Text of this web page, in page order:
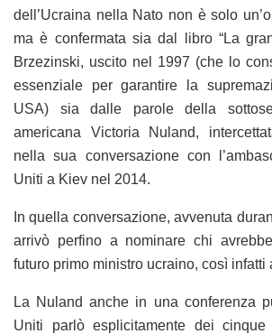
dell’Ucraina nella Nato non è solo
ma è confermata sia dal libro “La
Brzezinski, uscito nel 1997 (che lo
essenziale per garantire la
USA) sia dalle parole della
americana Victoria Nuland,
nella sua conversazione con
Uniti a Kiev nel 2014.
In quella conversazione, avvenuta
arrivò perfino a nominare chi
futuro primo ministro ucraino, così infatti
La Nuland anche in una conferenza
Uniti parlò esplicitamente dei